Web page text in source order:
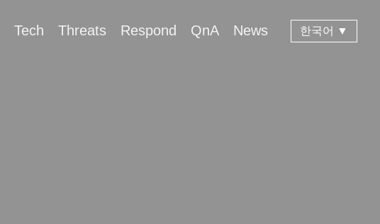
Tech Threats Respond QnA News 한국어 ▼